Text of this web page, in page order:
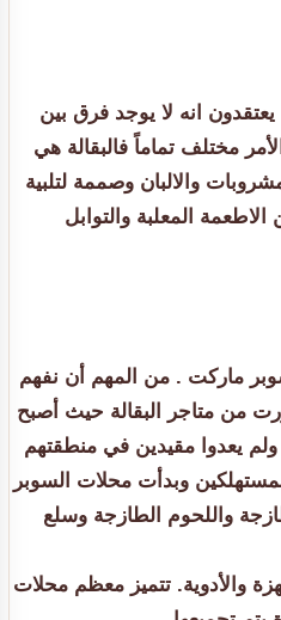
انه لا يوجد فرق بين
مختلف تماماً فالبقالة هي
والالبان وصممة لتلبية
المعلبة والتوابل
ماركت . من المهم أن نفهم
من متاجر البقالة حيث أصبح
ولم يعدوا مقيدين في منطقتهم
وبدأت محلات السوبر
واللحوم الطازجة وسلع
والأدوية. تتميز معظم محلات